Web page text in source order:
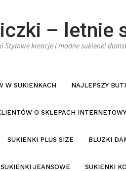
– letnie
Stylowe kreacje i modne sukienki
W SUKIENKACH NAJLEPSZY
O SKLEPACH
SUKIENKI PLUS SIZE BLUZKI
SUKIENKI JEANSOWE SUKIENKI